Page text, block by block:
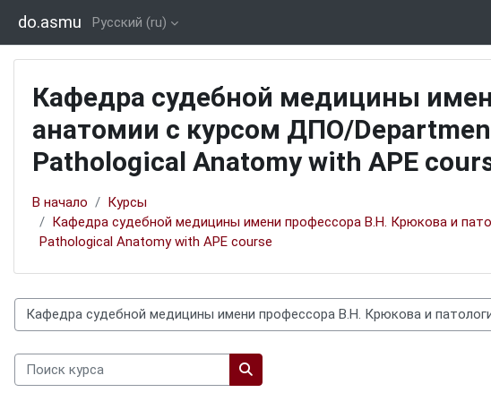
do.asmu Русский ‎(ru)‎
Кафедра судебной медицины
анатомии с курсом ДПО/
Pathological Anatomy with APE
В начало
Курсы
Кафедра судебной медицины имени профессора В.Н. Крюкова и
Pathological Anatomy with APE course
Категории курсов
Поиск курса
Поиск курса